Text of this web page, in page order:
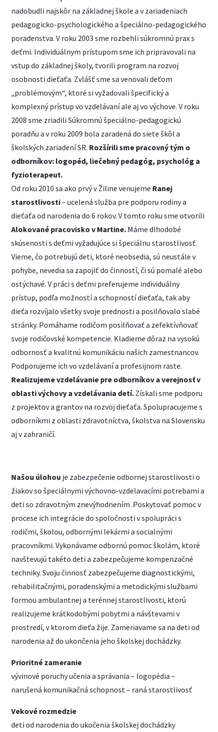
nadobudli najskôr na základnej škole a v zariadeniach
pedagogicko-psychologického a špeciálno-pedagogického
poradenstva. V roku 2003 sme rozbehli súkromnú prax s
deťmi. Individuálnym prístupom sme ich pripravovali na
vstup do základnej školy, tvorili program na rozvoj
osobnosti dieťaťa. Zvlášť sme sa venovali deťom
„problémovým“, ktoré si vyžadovali špecifický a
komplexný prístup vo vzdelávaní ale aj vo výchove. V roku
2008 sme zriadili Súkromnú špeciálno-pedagogickú
poradňu a v roku 2009 bola zaradená do siete škôl a
školských zariadení SR. Rozšírili sme pracovný tým o
odborníkov: logopéd, liečebný pedagóg, psychológ a
fyzioterapeut.
Od roku 2010 sa ako prvý v Žiline venujeme Ranej
starostlivosti– ucelená služba pre podporu rodiny a
dieťaťa od narodenia do 6 rokov. V tomto roku sme otvorili
Alokované pracovisko v Martine. Máme dlhodobé
skúsenosti s deťmi vyžadujúce si špeciálnu starostlivosť.
Vieme, čo potrebujú deti, ktoré neobsedia, sú neustále v
pohybe, nevedia sa zapojiť do činností, či sú pomalé alebo
ostýchavé. V práci s deťmi preferujeme individuálny
prístup, podľa možností a schopností dieťaťa, tak aby
dieťa rozvíjalo všetky svoje prednosti a posilňovalo slabé
stránky. Pomáhame rodičom posilňovať a zefektívňovať
svoje rodičovské kompetencie. Kladieme dôraz na vysokú
odbornosť a kvalitnú komunikáciu našich zamestnancov.
Podporujeme ich vo vzdelávaní a profesijnom raste.
Realizujeme vzdelávanie pre odborníkov a verejnosť v
oblasti výchovy a vzdelávania detí. Získali sme podporu
z projektov a grantov na rozvoj dieťaťa. Spolupracujeme s
odborníkmi z oblasti zdravotníctva, školstva na Slovensku
aj v zahraničí.
Našou úlohou je zabezpečenie odbornej starostlivosti o
žiakov so špeciálnymi výchovno-vzdelavacími potrebami a
deti so zdravotným znevýhodnením .Poskytovať pomoc v
procese ich integrácie do spoločnosti v spolupráci s
rodičmi, školou, odbornými lekármi a socialnými
pracovníkmi. Vykonávame odbornú pomoc školám, ktoré
navštevujú takéto deti a zabezpečujeme kompenzačné
techniky. Svoju činnosť zabezpečujeme diagnostickými,
rehabilitačnými, poradenskými a metodickými službami
formou ambulantnej a terénnej starostlivosti, ktorú
realizujeme krátkodobými pobytmi a návštevami v
prostredí, v ktorom dieťa žije. Zameriavame sa na deti od
narodenia až do ukončenia jeho školskej dochádzky.
Prioritné zameranie
vývinové poruchy učenia a správania – logopédia –
narušená komunikačná schopnost – raná starostlivosť
Vekové rozmedzie
deti od narodenia do ukočenia školskej dochádzky